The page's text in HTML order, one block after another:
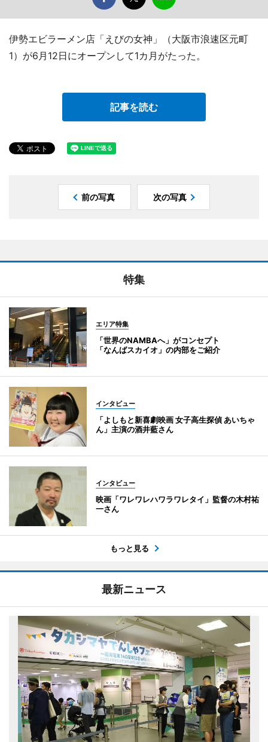
伊勢エビラーメン店「えびの女神」（大阪市浪速区元町
1）が6月12日にオープンして1カ月がたった。
記事を読む
前の写真 次の写真
特集
エリア特集
「世界のNAMBAへ」がコンセプト
「なんばスカイオ」の内部をご紹介
インタビュー
「よしもと新喜劇映画 女子高生探偵 あいちゃ
ん」主演の酒井藍さん
インタビュー
映画「ワレワレハワラワレタイ」監督の木村祐
一さん
もっと見る
最新ニュース